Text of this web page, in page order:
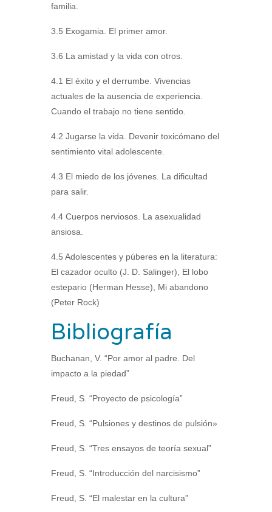
familia.
3.5 Exogamia. El primer amor.
3.6 La amistad y la vida con otros.
4.1 El éxito y el derrumbe. Vivencias
actuales de la ausencia de experiencia.
Cuando el trabajo no tiene sentido.
4.2 Jugarse la vida. Devenir toxicómano del
sentimiento vital adolescente.
4.3 El miedo de los jóvenes. La dificultad
para salir.
4.4 Cuerpos nerviosos. La asexualidad
ansiosa.
4.5 Adolescentes y púberes en la literatura:
El cazador oculto (J. D. Salinger), El lobo
estepario (Herman Hesse), Mi abandono
(Peter Rock)
Bibliografía
Buchanan, V. “Por amor al padre. Del
impacto a la piedad”
Freud, S. “Proyecto de psicología”
Freud, S. “Pulsiones y destinos de pulsión»
Freud, S. “Tres ensayos de teoría sexual”
Freud, S. “Introducción del narcisismo”
Freud, S. “El malestar en la cultura”